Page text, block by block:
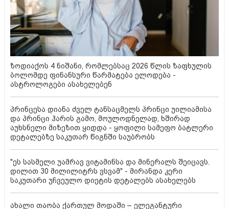
ზოდიაქოს 4 ნიშანი, რომლებსაც 2026 წლის ზაფხულის
ბოლომდე ფინანსური წარმატება ელოდება -
ასტროლოგები ასახელებენ
პრინცესა დიანა ძველ ტანსაცმელს პრინცი უილიამისა
და პრინცი ჰარის გამო, მოულოდნელად, ხშირად
აუხსნელი მიზეზით ყიდდა - ყოფილი სამეფო ბატლერი
დეტალებზე საკუთარ წიგნში საუბრობს
"ეს სასმელი უამრავ ვიტამინსა და მინერალს შეიცავს.
დილით 30 მილილიტრს ვსვამ" - მირანდა კერი
საკუთარი უჩვეულო დიეტის დეტალებს ასახელებს
ახალი თაობა ქართულ მოდაში – ელეგანტური